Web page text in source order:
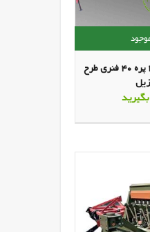
ریگ خورشیدی 4 پره 40 فنری طرح